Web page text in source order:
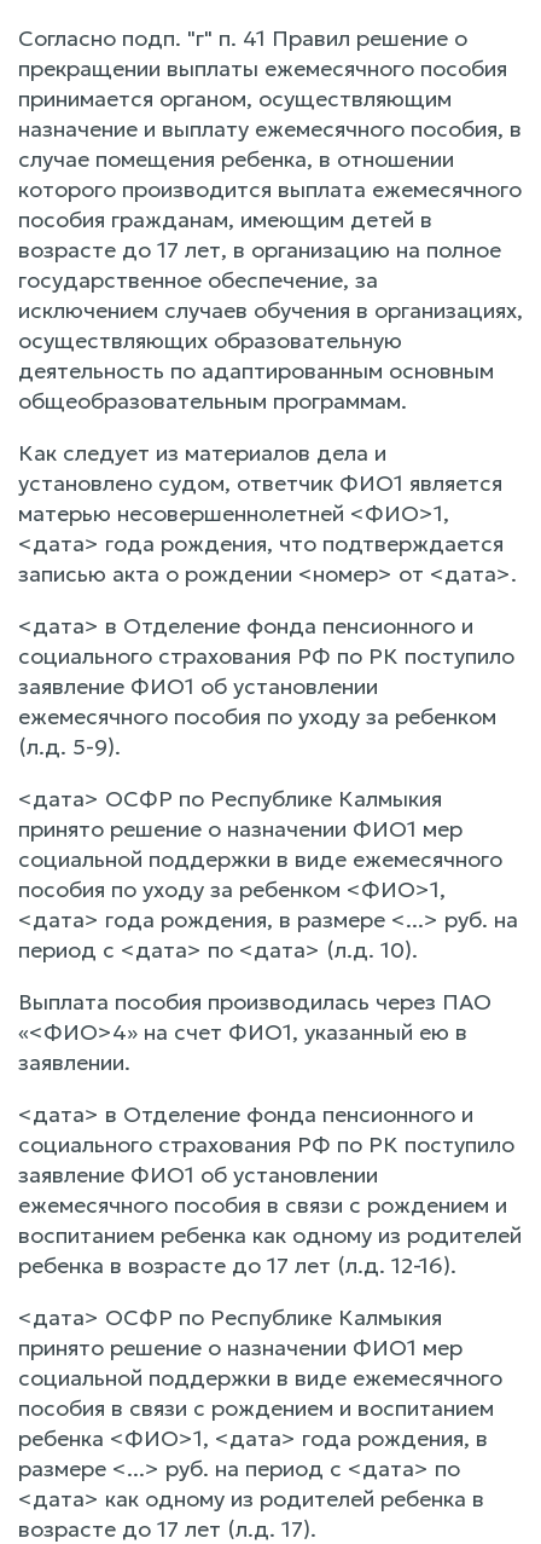
Согласно подп. "г" п. 41 Правил решение о
прекращении выплаты ежемесячного пособия
принимается органом, осуществляющим
назначение и выплату ежемесячного пособия, в
случае помещения ребенка, в отношении
которого производится выплата ежемесячного
пособия гражданам, имеющим детей в
возрасте до 17 лет, в организацию на полное
государственное обеспечение, за
исключением случаев обучения в организациях,
осуществляющих образовательную
деятельность по адаптированным основным
общеобразовательным программам.
Как следует из материалов дела и
установлено судом, ответчик ФИО1 является
матерью несовершеннолетней <ФИО>1,
<дата> года рождения, что подтверждается
записью акта о рождении <номер> от <дата>.
<дата> в Отделение фонда пенсионного и
социального страхования РФ по РК поступило
заявление ФИО1 об установлении
ежемесячного пособия по уходу за ребенком
(л.д. 5-9).
<дата> ОСФР по Республике Калмыкия
принято решение о назначении ФИО1 мер
социальной поддержки в виде ежемесячного
пособия по уходу за ребенком <ФИО>1,
<дата> года рождения, в размере <...> руб. на
период с <дата> по <дата> (л.д. 10).
Выплата пособия производилась через ПАО
«<ФИО>4» на счет ФИО1, указанный ею в
заявлении.
<дата> в Отделение фонда пенсионного и
социального страхования РФ по РК поступило
заявление ФИО1 об установлении
ежемесячного пособия в связи с рождением и
воспитанием ребенка как одному из родителей
ребенка в возрасте до 17 лет (л.д. 12-16).
<дата> ОСФР по Республике Калмыкия
принято решение о назначении ФИО1 мер
социальной поддержки в виде ежемесячного
пособия в связи с рождением и воспитанием
ребенка <ФИО>1, <дата> года рождения, в
размере <...> руб. на период с <дата> по
<дата> как одному из родителей ребенка в
возрасте до 17 лет (л.д. 17).